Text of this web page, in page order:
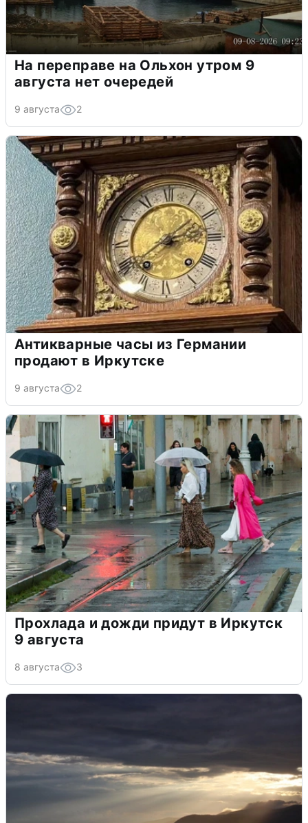
На переправе на Ольхон утром 9
августа нет очередей
9 августа 2
Антикварные часы из Германии
продают в Иркутске
9 августа 2
Прохлада и дожди придут в Иркутск
9 августа
8 августа 3